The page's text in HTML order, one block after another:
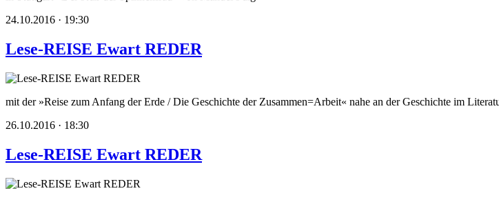
24.10.2016 · 19:30
Lese-REISE Ewart REDER
mit der »Reise zum Anfang der Erde / Die Geschichte der Zusammen=Arbeit« nahe an der Geschichte im
26.10.2016 · 18:30
Lese-REISE Ewart REDER